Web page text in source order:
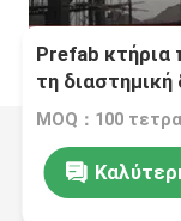
Prefab κτήρια
τη
αψίδων